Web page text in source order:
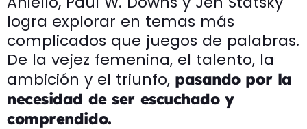
logra explorar en temas más
complicados que juegos de palabras.
De la vejez femenina, el talento, la
ambición y el triunfo, pasando por la
necesidad de ser escuchado y
comprendido.